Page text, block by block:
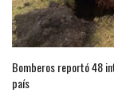
Bomberos reportó 48
país